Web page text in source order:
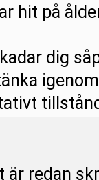
hit på
dig
är redan